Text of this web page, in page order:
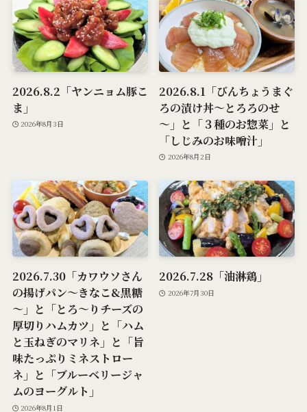
2026.8.2「ヤンニョム豚こ
ま」
2026年8月3日
2026.8.1「びんちょうまぐ
ろの漬け丼～とろろのせ
～」と「３種のお惣菜」と
「しじみのお味噌汁」
2026年8月2日
2026.7.30「カワウソさん
の揚げパン～きなこ&黒糖
～」と「とろ～りチーズの
厚切りハムカツ」と「ハム
と玉ねぎのマリネ」と「旨
味たっぷりミネストロー
ネ」と「ブルーベリージャ
ムのヨーグルト」
2026年8月1日
2026.7.28「油淋鶏」
2026年7月30日